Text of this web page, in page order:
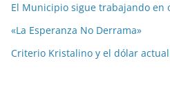
El Municipio sigue trabajando en
«La Esperanza No Derrama»
Criterio Kristalino y el dólar